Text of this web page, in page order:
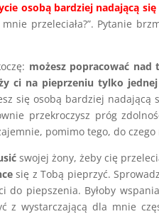
osobą bardziej nadającą
przeleciała?”. Pytanie
możesz popracować nad
ci na pieprzeniu tylko
się osobą bardziej
przekroczysz próg
pomimo tego, do czego
swojej żony, żeby cię
się z Tobą pieprzyć.
do piepszenia. Byłoby
z wystarczającą dla mnie